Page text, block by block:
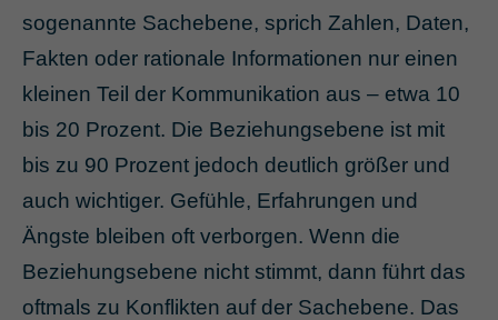
sogenannte Sachebene, sprich Zahlen, Daten,
Fakten oder rationale Informationen nur einen
kleinen Teil der Kommunikation aus – etwa 10
bis 20 Prozent. Die Beziehungsebene ist mit
bis zu 90 Prozent jedoch deutlich größer und
auch wichtiger. Gefühle, Erfahrungen und
Ängste bleiben oft verborgen. Wenn die
Beziehungsebene nicht stimmt, dann führt das
oftmals zu Konflikten auf der Sachebene. Das